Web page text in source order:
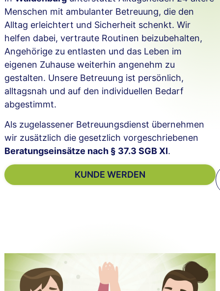
Menschen mit ambulanter Betreuung, die den
Alltag erleichtert und Sicherheit schenkt. Wir
helfen dabei, vertraute Routinen beizubehalten,
Angehörige zu entlasten und das Leben im
eigenen Zuhause weiterhin angenehm zu
gestalten. Unsere Betreuung ist persönlich,
alltagsnah und auf den individuellen Bedarf
abgestimmt.
Als zugelassener Betreuungsdienst übernehmen
wir zusätzlich die gesetzlich vorgeschriebenen
Beratungseinsätze nach § 37.3 SGB XI.
KUNDE WERDEN